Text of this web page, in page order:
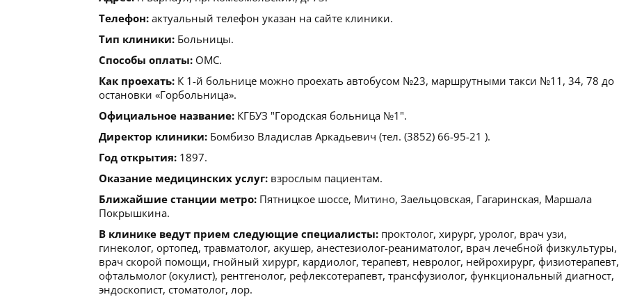
Телефон: актуальный телефон указан на сайте клиники.
Тип клиники: Больницы.
Способы оплаты: ОМС.
Как проехать: К 1-й больнице можно проехать автобусом №23, маршрутными такси №11, 34, 78 до
остановки «Горбольница».
Официальное название: КГБУЗ "Городская больница №1".
Директор клиники: Бомбизо Владислав Аркадьевич (тел. (3852) 66-95-21 ).
Год открытия: 1897.
Оказание медицинских услуг: взрослым пациентам.
Ближайшие станции метро: Пятницкое шоссе, Митино, Заельцовская, Гагаринская, Маршала
Покрышкина.
В клинике ведут прием следующие специалисты: проктолог, хирург, уролог, врач узи,
гинеколог, ортопед, травматолог, акушер, анестезиолог-реаниматолог, врач лечебной физкультуры,
врач скорой помощи, гнойный хирург, кардиолог, терапевт, невролог, нейрохирург, физиотерапевт,
офтальмолог (окулист), рентгенолог, рефлексотерапевт, трансфузиолог, функциональный диагност,
эндоскопист, стоматолог, лор.